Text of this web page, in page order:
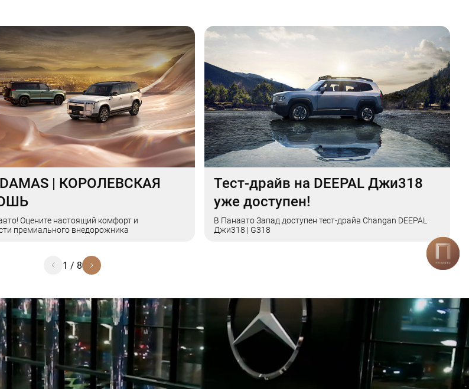
| КОРОЛЕВСКАЯ
Оцените настоящий комфорт и
премиального внедорожника
Тест-драйв на DEEPAL Джи318
уже доступен!
В Панавто Запад доступен тест-драйв Changan DEEPAL
Джи318 | G318
1 / 8